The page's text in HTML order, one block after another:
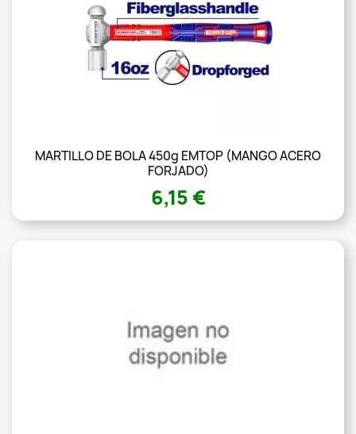
MARTILLO DE BOLA 450g EMTOP (MANGO ACERO
FORJADO)
6,15 €